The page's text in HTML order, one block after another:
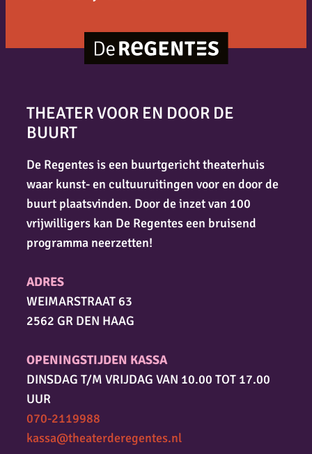
THEATER VOOR EN DOOR DE
BUURT
De Regentes is een buurtgericht theaterhuis
waar kunst- en cultuuruitingen voor en door de
buurt plaatsvinden. Door de inzet van 100
vrijwilligers kan De Regentes een bruisend
programma neerzetten!
ADRES
WEIMARSTRAAT 63
2562 GR DEN HAAG
OPENINGSTIJDEN KASSA
DINSDAG T/M VRIJDAG VAN 10.00 TOT 17.00
UUR
070-2119988
kassa@theaterderegentes.nl